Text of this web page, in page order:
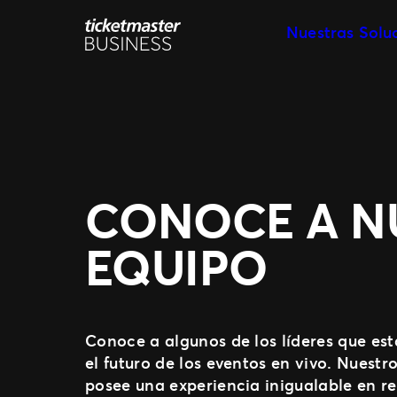
Nuestras
Toma decisiones
Colaboración
CONOCE A
EQUIPO
Conoce a algunos de los líderes que
el futuro de los eventos en vivo.
posee una experiencia inigualable en